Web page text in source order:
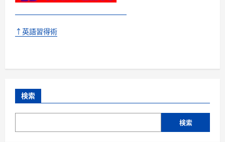
↑英語習得術
検索
検索